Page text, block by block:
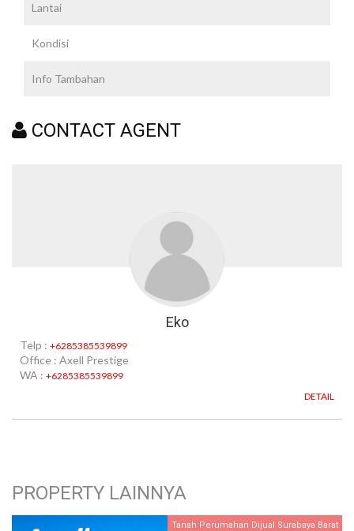
Lantai
Kondisi
Info Tambahan
CONTACT AGENT
Eko
Telp : +6285385539899
Office : Axell Prestige
WA : +6285385539899
DETAIL
PROPERTY LAINNYA
Tanah Perumahan Dijual Surabaya Barat